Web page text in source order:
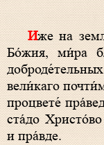
Иже на земли́ Ангела, и на небеси́ челове́ка
Бо́жия, ми́ра
вели́каго
процвете́
ста́до
и пра́вде.